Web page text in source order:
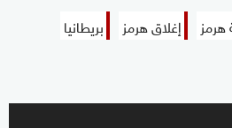
هرمز إغلاق هرمز
بريطانيا